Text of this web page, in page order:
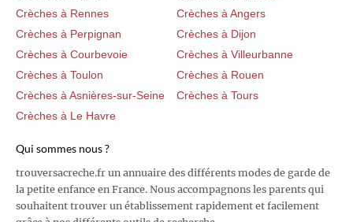
Crèches à Rennes
Crèches à Angers
Crèches à Perpignan
Crèches à Dijon
Crèches à Courbevoie
Crèches à Villeurbanne
Crèches à Toulon
Crèches à Rouen
Crèches à Asnières-sur-Seine
Crèches à Tours
Crèches à Le Havre
Qui sommes nous ?
trouversacreche.fr un annuaire des différents modes de garde de
la petite enfance en France. Nous accompagnons les parents qui
souhaitent trouver un établissement rapidement et facilement